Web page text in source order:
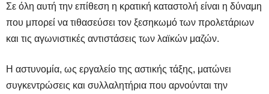
Σε όλη αυτή την επίθεση η κρατική καταστολή είναι η δύναμη
που μπορεί να τιθασεύσει τον ξεσηκωμό των προλετάριων
και τις αγωνιστικές αντιστάσεις των λαϊκών μαζών.
Η αστυνομία, ως εργαλείο της αστικής τάξης, ματώνει
συγκεντρώσεις και συλλαλητήρια που αρνούνται την